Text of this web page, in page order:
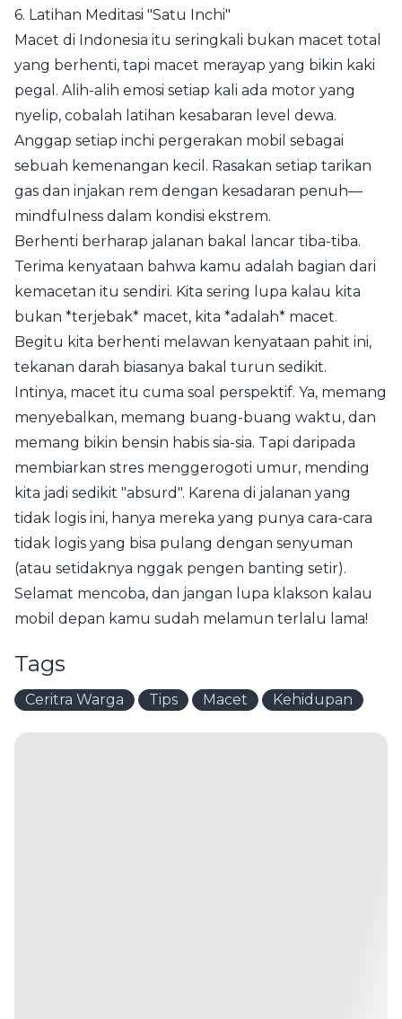
6. Latihan Meditasi "Satu Inchi"
Macet di Indonesia itu seringkali bukan macet total
yang berhenti, tapi macet merayap yang bikin kaki
pegal. Alih-alih emosi setiap kali ada motor yang
nyelip, cobalah latihan kesabaran level dewa.
Anggap setiap inchi pergerakan mobil sebagai
sebuah kemenangan kecil. Rasakan setiap tarikan
gas dan injakan rem dengan kesadaran penuh—
mindfulness dalam kondisi ekstrem.
Berhenti berharap jalanan bakal lancar tiba-tiba.
Terima kenyataan bahwa kamu adalah bagian dari
kemacetan itu sendiri. Kita sering lupa kalau kita
bukan *terjebak* macet, kita *adalah* macet.
Begitu kita berhenti melawan kenyataan pahit ini,
tekanan darah biasanya bakal turun sedikit.
Intinya, macet itu cuma soal perspektif. Ya, memang
menyebalkan, memang buang-buang waktu, dan
memang bikin bensin habis sia-sia. Tapi daripada
membiarkan stres menggerogoti umur, mending
kita jadi sedikit "absurd". Karena di jalanan yang
tidak logis ini, hanya mereka yang punya cara-cara
tidak logis yang bisa pulang dengan senyuman
(atau setidaknya nggak pengen banting setir).
Selamat mencoba, dan jangan lupa klakson kalau
mobil depan kamu sudah melamun terlalu lama!
Tags
Ceritra Warga Tips Macet Kehidupan